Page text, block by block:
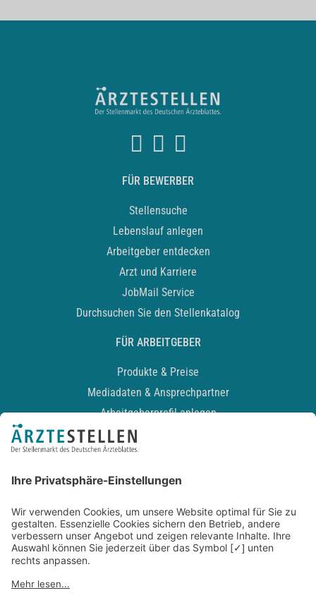
FÜR BEWERBER
Stellensuche
Lebenslauf anlegen
Arbeitgeber entdecken
Arzt und Karriere
JobMail Service
Durchsuchen Sie den Stellenkatalog
FÜR ARBEITGEBER
Produkte & Preise
Mediadaten & Ansprechpartner
Arbeitgeberprofil anlegen
Recruiting-Podcast
Kontakt
Datenschutz
Newsletter